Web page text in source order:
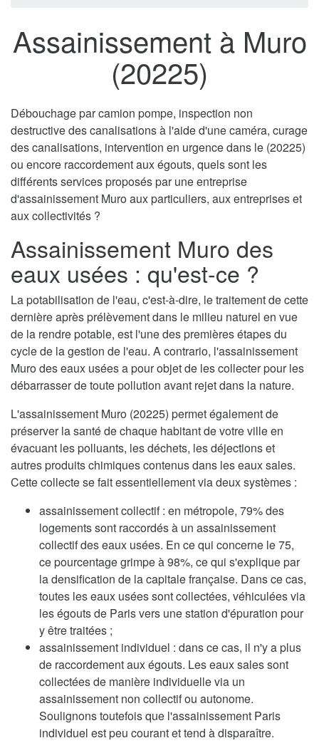
Assainissement à Muro
(20225)
Débouchage par camion pompe, inspection non
destructive des canalisations à l'aide d'une caméra, curage
des canalisations, intervention en urgence dans le (20225)
ou encore raccordement aux égouts, quels sont les
différents services proposés par une entreprise
d'assainissement Muro aux particuliers, aux entreprises et
aux collectivités ?
Assainissement Muro des
eaux usées : qu'est-ce ?
La potabilisation de l'eau, c'est-à-dire, le traitement de cette
dernière après prélèvement dans le milieu naturel en vue
de la rendre potable, est l'une des premières étapes du
cycle de la gestion de l'eau. A contrario, l'assainissement
Muro des eaux usées a pour objet de les collecter pour les
débarrasser de toute pollution avant rejet dans la nature.
L'assainissement Muro (20225) permet également de
préserver la santé de chaque habitant de votre ville en
évacuant les polluants, les déchets, les déjections et
autres produits chimiques contenus dans les eaux sales.
Cette collecte se fait essentiellement via deux systèmes :
assainissement collectif : en métropole, 79% des
logements sont raccordés à un assainissement
collectif des eaux usées. En ce qui concerne le 75,
ce pourcentage grimpe à 98%, ce qui s'explique par
la densification de la capitale française. Dans ce cas,
toutes les eaux usées sont collectées, véhiculées via
les égouts de Paris vers une station d'épuration pour
y être traitées ;
assainissement individuel : dans ce cas, il n'y a plus
de raccordement aux égouts. Les eaux sales sont
collectées de manière individuelle via un
assainissement non collectif ou autonome.
Soulignons toutefois que l'assainissement Paris
individuel est peu courant et tend à disparaître.